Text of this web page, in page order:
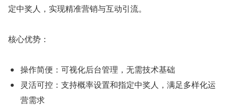
定中奖人，实现精准营销与互动引流。
核心优势：
操作简便：可视化后台管理，无需技术基础
灵活可控：支持概率设置和指定中奖人，满足多样化运
营需求